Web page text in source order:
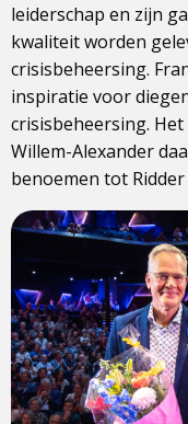
leiderschap en zijn
kwaliteit worden
crisisbeheersing.
inspiratie voor
crisisbeheersing.
Willem-Alexander
benoemen tot